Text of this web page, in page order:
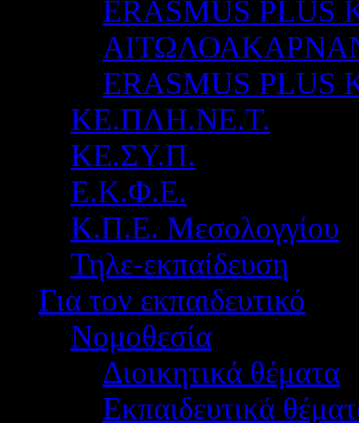
ERASMUS PLUS
ERASMUS
ΚΕ.ΠΛΗ.ΝΕ.Τ.
ΚΕ.ΣΥ.Π.
Ε.Κ.Φ.Ε.
Κ.Π.Ε. Μεσολογγίου
Τηλε-εκπαίδευση
Για τον εκπαιδευτικό
Νομοθεσία
Διοικητικά θέματα
Εκπαιδευτικά